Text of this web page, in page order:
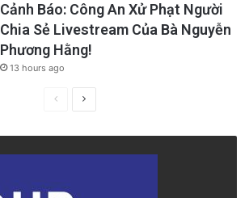
Cảnh Báo: Công An Xử Phạt Người
Chia Sẻ Livestream Của Bà Nguyễn
Phương Hằng!
13 hours ago
PreviousNext